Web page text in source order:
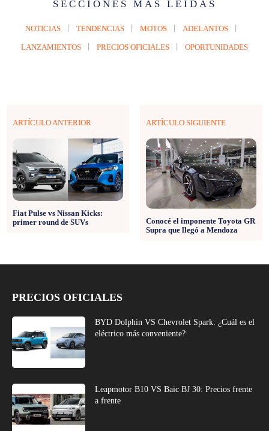
SECCIONES MÁS LEÍDAS
NOTICIAS TENDENCIAS MOTOS ADELANTOS
LANZAMIENTOS PRECIOS OFICIALES OPORTUNIDADES
ARTÍCULO ANTERIOR
Fiat Pulse vs Nissan Kicks:
primer round de SUVs
ARTÍCULO SIGUIENTE
Conocé el imponente Toyota GR
Supra que llegó a Mendoza
PRECIOS OFICIALES
BYD Dolphin VS Chevrolet Spark: ¿Cuál es el
eléctrico más conveniente?
Leapmotor B10 VS Baic BJ 30: Precios frente
a frente